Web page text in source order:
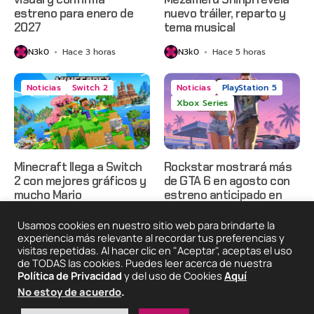
estreno para enero de
2027
N3k0 Hace 3 horas
nuevo tráiler, reparto y
tema musical
N3k0 Hace 5 horas
Noticias Switch 2
Minecraft llega a Switch
2 con mejores gráficos y
mucho Mario
Hace 8 horas
Noticias
PlayStation 5
Xbox Series
Rockstar mostrará más
de GTA 6 en agosto con
estreno anticipado en
N3k0 Hace 1 día
2025 © Degeneraciónx.com | Anime, Games & Nothing
Usamos cookies en nuestro sitio web para brindarte la
experiencia más relevante al recordar tus preferencias y
visitas repetidas. Al hacer clic en "Aceptar", aceptas el uso
de TODAS las cookies. Puedes leer acerca de nuestra
Política de Privacidad y del uso de Cookies Aquí
No estoy de acuerdo.